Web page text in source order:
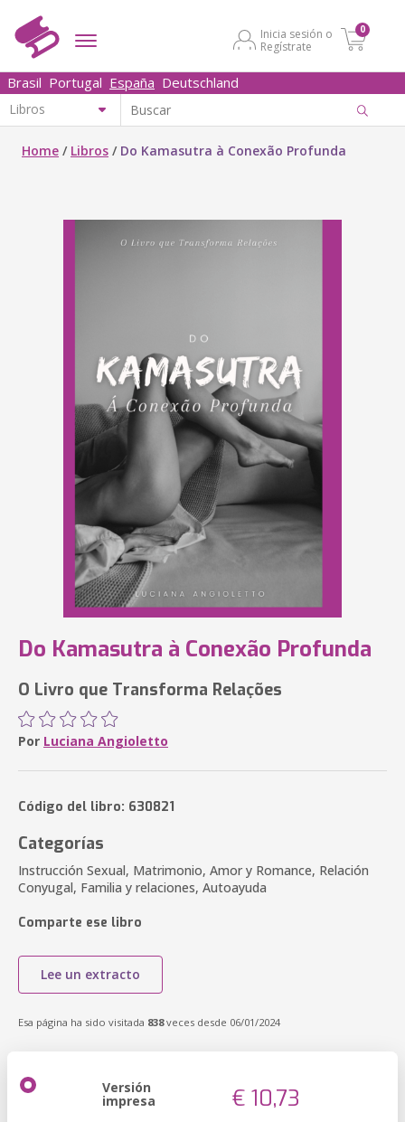
Inicia sesión o
Regístrate
0
Brasil Portugal España Deutschland
Home / Libros / Do Kamasutra à Conexão Profunda
Do Kamasutra à Conexão Profunda
O Livro que Transforma Relações
Por Luciana Angioletto
Código del libro: 630821
Categorías
Instrucción Sexual, Matrimonio, Amor y Romance, Relación
Conyugal, Familia y relaciones, Autoayuda
Comparte ese libro
Lee un extracto
Esa página ha sido visitada 838veces desde 06/01/2024
Versión
impresa € 10,73